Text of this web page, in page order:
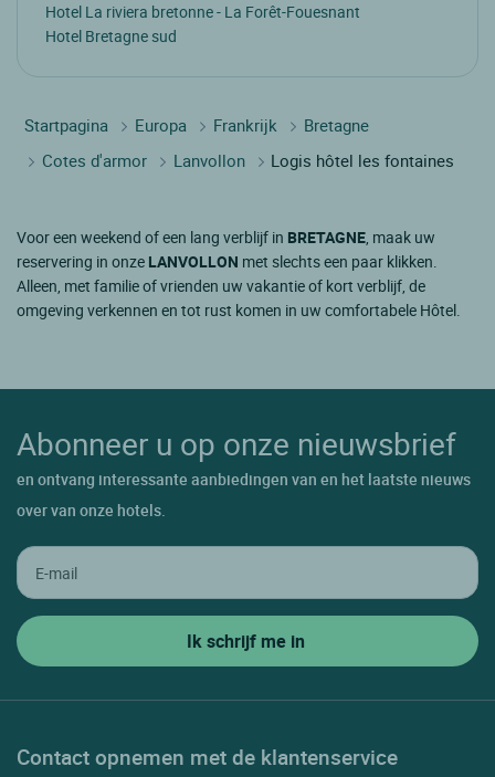
Hotel La riviera bretonne - La Forêt-Fouesnant
Hotel Bretagne sud
Startpagina Europa Frankrijk
Bretagne
Cotes d'armor
Lanvollon Logis hôtel les fontaines
Voor een weekend of een lang verblijf in BRETAGNE, maak uw
reservering in onze LANVOLLON met slechts een paar klikken.
Alleen, met familie of vrienden uw vakantie of kort verblijf, de
omgeving verkennen en tot rust komen in uw comfortabele Hôtel.
Abonneer u op onze nieuwsbrief
en ontvang interessante aanbiedingen van en het laatste nieuws
over van onze hotels.
Contact opnemen met de klantenservice